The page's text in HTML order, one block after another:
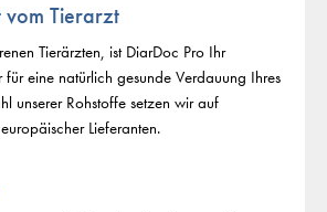
Tierarzt
Tierärzten, ist DiarDoc Pro Ihr
für eine natürlich gesunde Verdauung Ihres
unserer Rohstoffe setzen wir auf
Lieferanten.